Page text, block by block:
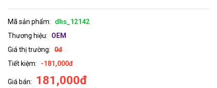
Mã sản phẩm:
dhs_12142
Thương hiệu:
OEM
Giá thị trường: 0đ
Tiết kiệm:
-181,000đ
Giá bán: 181,000đ